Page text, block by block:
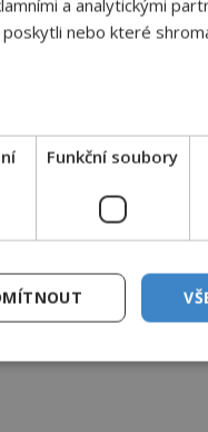
a analytickými
nebo které
Funkční soubory